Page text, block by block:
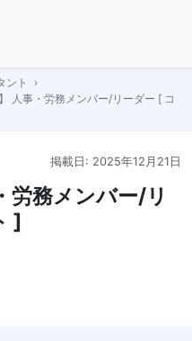
ント
人事・労務メンバー/リーダー [ コ
掲載日: 2025年12月21日
労務メンバー/リ
]